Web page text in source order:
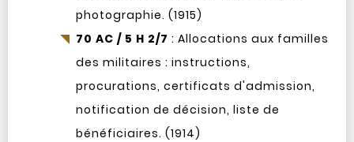
photographie. (1915)
70 AC / 5 H 2/7 : Allocations aux familles
des militaires : instructions,
procurations, certificats d'admission,
notification de décision, liste de
bénéficiaires. (1914)